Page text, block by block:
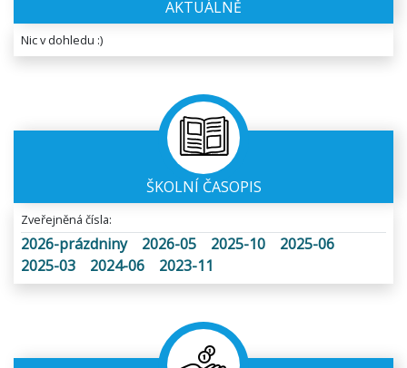
AKTUÁLNĚ
Nic v dohledu :)
ŠKOLNÍ ČASOPIS
Zveřejněná čísla:
2026-prázdniny 2026-05 2025-10
2025-06
2025-03
2024-06 2023-11